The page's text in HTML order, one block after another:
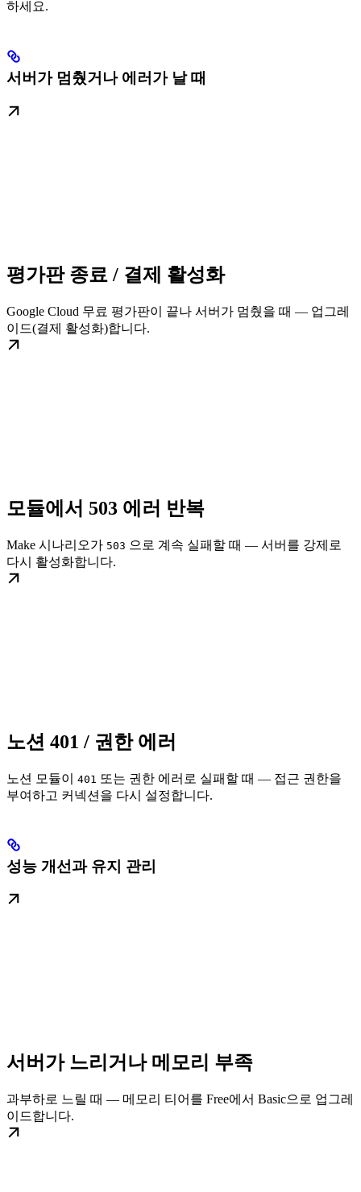
하세요.
서버가 멈췄거나 에러가 날 때
평가판 종료 / 결제 활성화
Google Cloud 무료 평가판이 끝나 서버가 멈췄을 때 — 업그레
이드(결제 활성화)합니다.
모듈에서 503 에러 반복
Make 시나리오가 503 으로 계속 실패할 때 — 서버를 강제로
다시 활성화합니다.
노션 401 / 권한 에러
노션 모듈이 401 또는 권한 에러로 실패할 때 — 접근 권한을
부여하고 커넥션을 다시 설정합니다.
성능 개선과 유지 관리
서버가 느리거나 메모리 부족
과부하로 느릴 때 — 메모리 티어를 Free에서 Basic으로 업그레
이드합니다.